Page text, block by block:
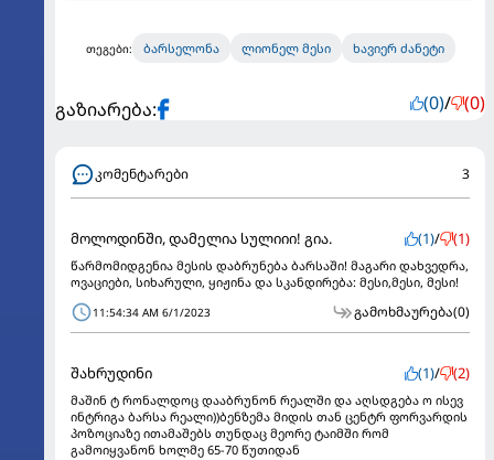
თეგები: ბარსელონა ლიონელ მესი ხავიერ ძანეტი
გაზიარება: (0)/ (0)
კომენტარები 3
მოლოდინში, დამელია სულიიი! გია. (1)/ (1)
წარმომიდგენია მესის დაბრუნება ბარსაში! მაგარი დახვედრა,
ოვაციები, სიხარული, ყიჟინა და სკანდირება: მესი,მესი, მესი!
11:54:34 AM 6/1/2023 გამოხმაურება(0)
შახრუდინი (1)/ (2)
მაშინ ტ რონალდოც დააბრუნონ რეალში და აღსდგება ო ისევ
ინტრიგა ბარსა რეალი))ბენზემა მიდის თან ცენტრ ფორვარდის
პოზოციაზე ითამაშებს თუნდაც მეორე ტაიმში რომ
გამოიყვანონ ხოლმე 65-70 წუთიდან